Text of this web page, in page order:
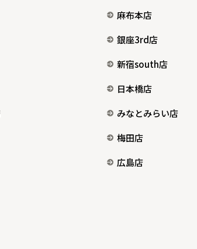
麻布本店
銀座3rd店
新宿south店
日本橋店
みなとみらい店
梅田店
広島店